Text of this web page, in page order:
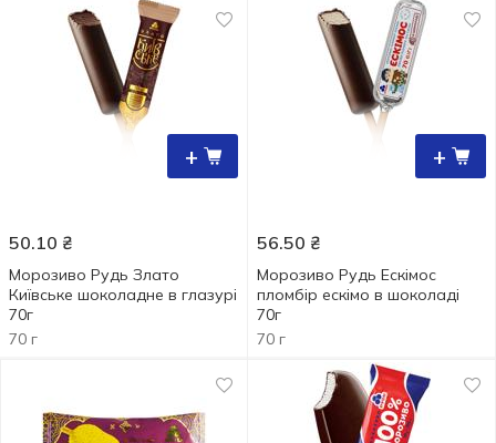
+
50.10 ₴
Морозиво Рудь Злато
Київське шоколадне в глазурі
70г
70 г
+
56.50 ₴
Морозиво Рудь Ескімос
пломбір ескімо в шоколаді
70г
70 г